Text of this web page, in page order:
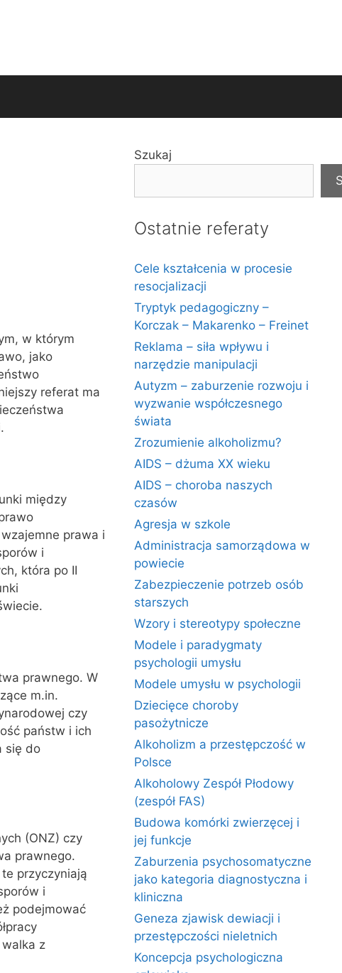
w którym
jako
referat ma
między
prawa i
i
która po II
prawnego. W
m.in.
czy
państw i ich
się do
(ONZ) czy
prawnego.
przyczyniają
i
podejmować
z
Szukaj
Ostatnie referaty
Cele kształcenia w procesie
resocjalizacji
Tryptyk pedagogiczny –
Korczak – Makarenko – Freinet
Reklama – siła wpływu i
narzędzie manipulacji
Autyzm – zaburzenie rozwoju i
wyzwanie współczesnego
świata
Zrozumienie alkoholizmu?
AIDS – dżuma XX wieku
AIDS – choroba naszych
czasów
Agresja w szkole
Administracja samorządowa w
powiecie
Zabezpieczenie potrzeb osób
starszych
Wzory i stereotypy społeczne
Modele i paradygmaty
psychologii umysłu
Modele umysłu w psychologii
Dziecięce choroby
pasożytnicze
Alkoholizm a przestępczość w
Polsce
Alkoholowy Zespół Płodowy
(zespół FAS)
Budowa komórki zwierzęcej i
jej funkcje
Zaburzenia psychosomatyczne
jako kategoria diagnostyczna i
kliniczna
Geneza zjawisk dewiacji i
przestępczości nieletnich
Koncepcja psychologiczna